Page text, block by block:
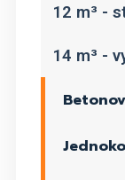
12 m³ -
14 m³ -